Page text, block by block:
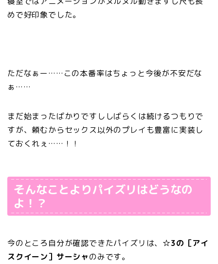
めで好印象でした。
ただなぁー……この本番率はちょっと今後が不安だな
ぁ……
まだ始まったばかりですししばらくは続けるつもりで
すが、頼むからセックス以外のプレイも豊富に実装し
ておくれぇ……！！
そんなことよりパイズリはどうなの
よ！？
今のところ自分が確認できたパイズリは、 ☆3の［アイ
スクイーン］サーシャのみです。